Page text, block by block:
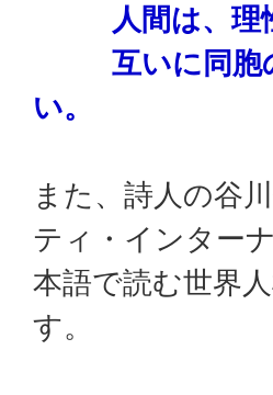
人間は、理性
互いに同胞の
い。
また、詩人の谷
ティ・インター
本語で読む世界
す。